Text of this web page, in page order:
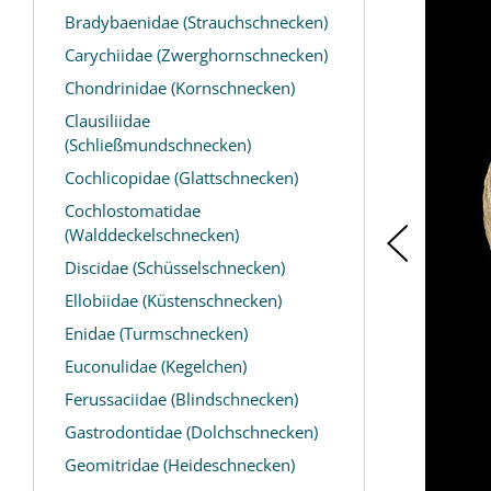
Bradybaenidae (Strauchschnecken)
Carychiidae (Zwerghornschnecken)
Chondrinidae (Kornschnecken)
Clausiliidae
(Schließmundschnecken)
Cochlicopidae (Glattschnecken)
Cochlostomatidae
(Walddeckelschnecken)
Discidae (Schüsselschnecken)
Ellobiidae (Küstenschnecken)
Enidae (Turmschnecken)
Euconulidae (Kegelchen)
Ferussaciidae (Blindschnecken)
Gastrodontidae (Dolchschnecken)
Geomitridae (Heideschnecken)